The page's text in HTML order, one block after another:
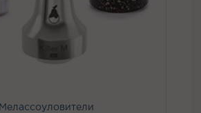
Мелассоуловители